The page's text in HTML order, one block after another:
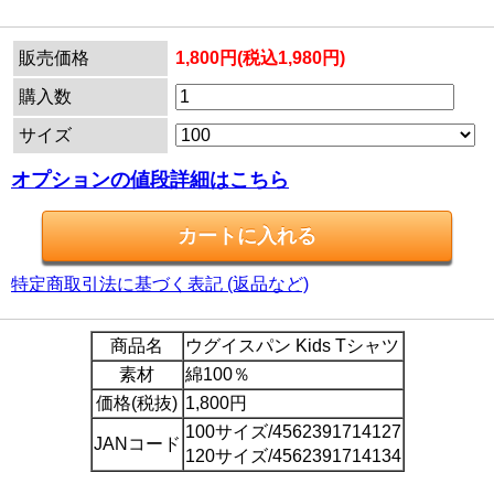
販売価格 1,800円(税込1,980円)
購入数
サイズ
オプションの値段詳細はこちら
特定商取引法に基づく表記 (返品など)
商品名
ウグイスパン Kids Tシャツ
素材
綿100％
価格(税抜) 1,800円
JANコード
100サイズ/4562391714127
120サイズ/4562391714134